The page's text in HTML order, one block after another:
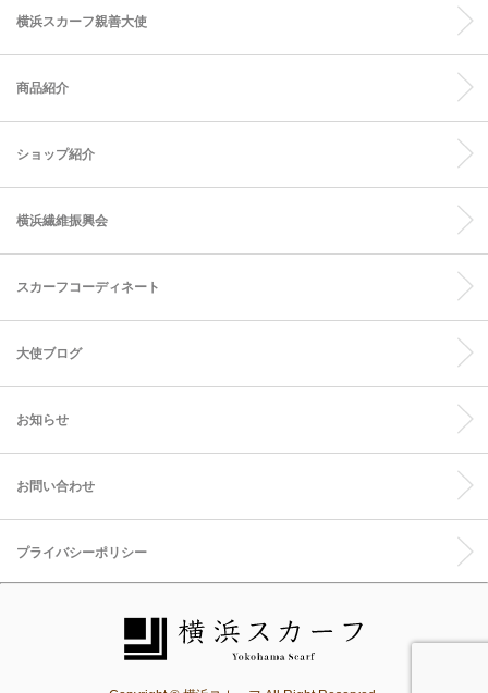
横浜スカーフ親善大使
商品紹介
ショップ紹介
横浜繊維振興会
スカーフコーディネート
大使ブログ
お知らせ
お問い合わせ
プライバシーポリシー